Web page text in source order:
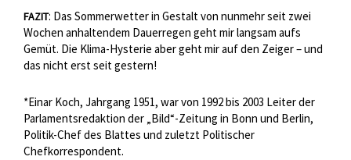
FAZIT: Das Sommerwetter in Gestalt von nunmehr seit zwei
Wochen anhaltendem Dauerregen geht mir langsam aufs
Gemüt. Die Klima-Hysterie aber geht mir auf den Zeiger – und
das nicht erst seit gestern!
*Einar Koch, Jahrgang 1951, war von 1992 bis 2003 Leiter der
Parlamentsredaktion der „Bild“-Zeitung in Bonn und Berlin,
Politik-Chef des Blattes und zuletzt Politischer
Chefkorrespondent.